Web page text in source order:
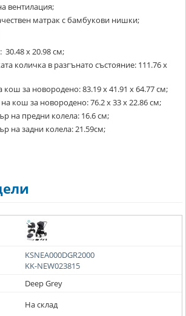
вентилация;
матрак с бамбукови нишки;
30.48 х 20.98 см;
количка в разгънато състояние: 111.76 х
за новородено: 83.19 х 41.91 х 64.77 см;
кош за новородено: 76.2 х 33 х 22.86 см;
на предни колела: 16.6 см;
на задни колела: 21.59см;
KSNEA000DGR2000
KK-NEW023815
Deep Grey
На склад